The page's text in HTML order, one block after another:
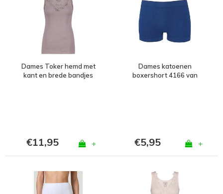
Dames Toker hemd met
kant en brede bandjes
€11,95 +
Dames katoenen
boxershort 4166 van
€5,95 +